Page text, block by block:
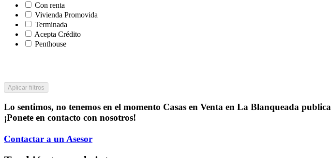
Con renta
Vivienda Promovida
Terminada
Acepta Crédito
Penthouse
Aplicar filtros
Lo sentimos, no tenemos en el momento Casas en Venta en La Blanqueada
¡Ponete en contacto con nosotros!
Contactar a un Asesor